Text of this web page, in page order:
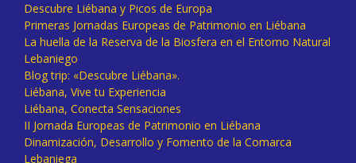
Descubre Liébana y Picos de Europa
Primeras Jornadas Europeas de Patrimonio en Liébana
La huella de la Reserva de la Biosfera en el Entorno Natural
Lebaniego
Blog trip: «Descubre Liébana».
Liébana, Vive tu Experiencia
Liébana, Conecta Sensaciones
II Jornada Europeas de Patrimonio en Liébana
Dinamización, Desarrollo y Fomento de la Comarca
Lebaniega